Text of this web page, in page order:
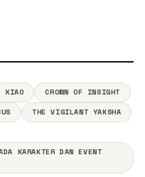
XIAO
CROWN OF INSIGHT
THE VIGILANT YAKSHA
KARAKTER DAN EVENT